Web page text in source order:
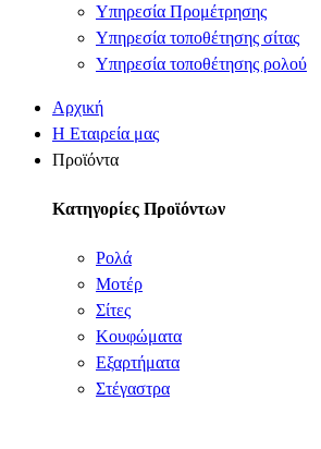
Υπηρεσία Προμέτρησης
Υπηρεσία τοποθέτησης σίτας
Υπηρεσία τοποθέτησης ρολού
Αρχική
Η Εταιρεία μας
Προϊόντα
Κατηγορίες Προϊόντων
Ρολά
Μοτέρ
Σίτες
Κουφώματα
Εξαρτήματα
Στέγαστρα